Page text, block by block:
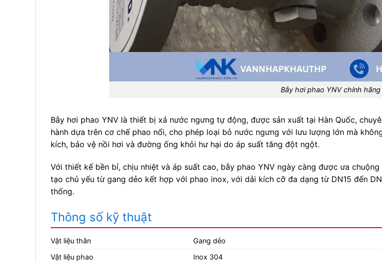
Bẫy hơi phao YNV chính hãng
Bẫy hơi phao YNV là thiết bị xả nước ngưng tự động, được sản xuất tại Hàn Quốc,
hành dựa trên cơ chế phao nổi, cho phép loại bỏ nước ngưng với lưu lượng lớn mà
kích, bảo vệ nồi hơi và đường ống khỏi hư hại do áp suất tăng đột ngột.
Với thiết kế bền bỉ, chịu nhiệt và áp suất cao, bẫy phao YNV ngày càng được ưa
tạo chủ yếu từ gang dẻo kết hợp với phao inox, với dải kích cỡ đa dạng từ DN15 đến
thống.
Thông số kỹ thuật
Vật liệu thân
Gang dẻo
Vật liệu phao
Inox 304